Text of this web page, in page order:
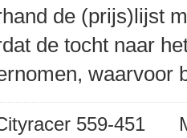
de (prijs)lijst
de tocht naar
waarvoor
559-451